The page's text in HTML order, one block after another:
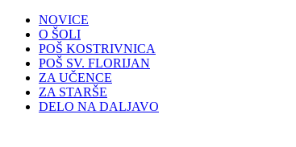
NOVICE
O ŠOLI
POŠ KOSTRIVNICA
POŠ SV. FLORIJAN
ZA UČENCE
ZA STARŠE
DELO NA DALJAVO